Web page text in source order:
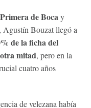
de Bocay
Agustín Bouzat llegó a
de la ficha del
mitad, pero en la
cuatro años
de velezana había